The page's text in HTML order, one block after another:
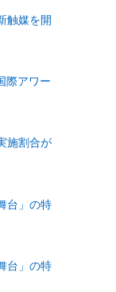
触媒を開
際アワー
施割合が
台」の特
台」の特